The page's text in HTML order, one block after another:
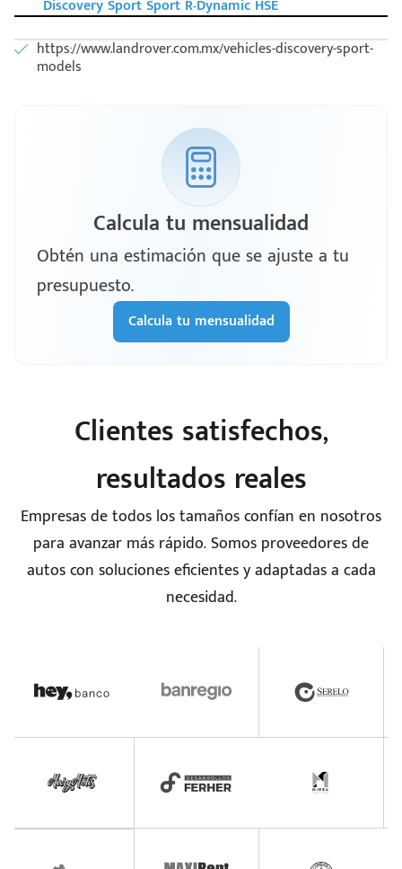
Discovery Sport Sport R-Dynamic HSE
https://www.landrover.com.mx/vehicles-discovery-sport-
models
Calcula tu mensualidad
Obtén una estimación que se ajuste a tu
presupuesto.
Calcula tu mensualidad
Clientes satisfechos,
resultados reales
Empresas de todos los tamaños confían en nosotros
para avanzar más rápido. Somos proveedores de
autos con soluciones eficientes y adaptadas a cada
necesidad.